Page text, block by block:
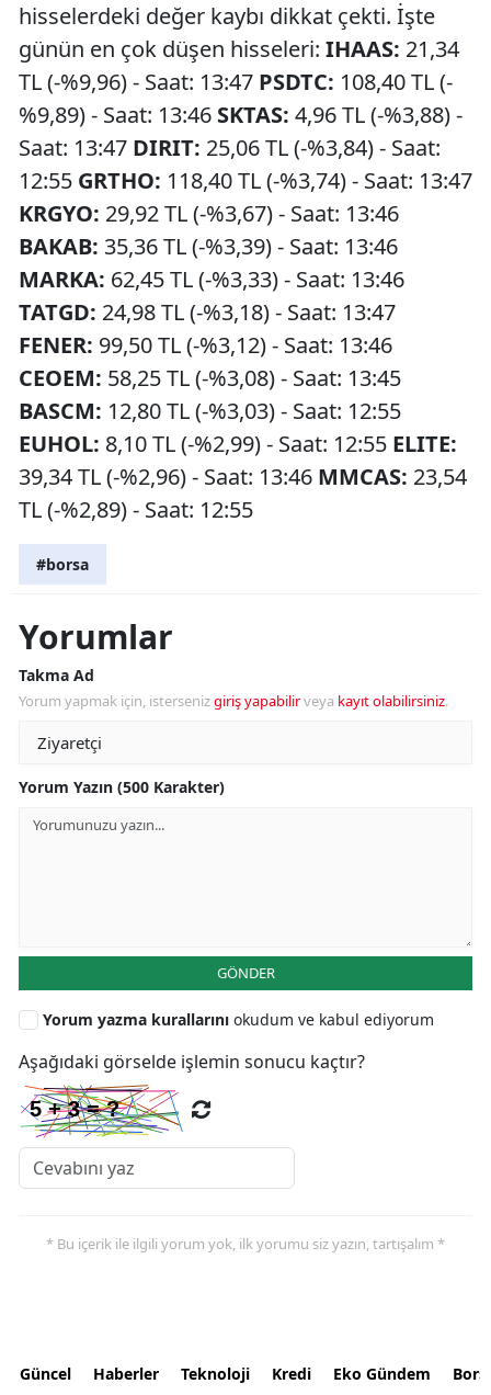
hisselerdeki değer kaybı dikkat çekti. İşte
günün en çok düşen hisseleri: IHAAS: 21,34
TL (-%9,96) - Saat: 13:47 PSDTC: 108,40 TL (-
%9,89) - Saat: 13:46 SKTAS: 4,96 TL (-%3,88) -
Saat: 13:47 DIRIT: 25,06 TL (-%3,84) - Saat:
12:55 GRTHO: 118,40 TL (-%3,74) - Saat: 13:47
KRGYO: 29,92 TL (-%3,67) - Saat: 13:46
BAKAB: 35,36 TL (-%3,39) - Saat: 13:46
MARKA: 62,45 TL (-%3,33) - Saat: 13:46
TATGD: 24,98 TL (-%3,18) - Saat: 13:47
FENER: 99,50 TL (-%3,12) - Saat: 13:46
CEOEM: 58,25 TL (-%3,08) - Saat: 13:45
BASCM: 12,80 TL (-%3,03) - Saat: 12:55
EUHOL: 8,10 TL (-%2,99) - Saat: 12:55 ELITE:
39,34 TL (-%2,96) - Saat: 13:46 MMCAS: 23,54
TL (-%2,89) - Saat: 12:55
#borsa
Yorumlar
Takma Ad
Yorum yapmak için, istersenizgiriş yapabilirveya kayıt olabilirsiniz.
Yorum Yazın (500 Karakter)
GÖNDER
Yorum yazma kurallarını okudum ve kabul ediyorum
Aşağıdaki görselde işlemin sonucu kaçtır?
* Bu içerik ile ilgili yorum yok, ilk yorumu siz yazın, tartışalım *
Güncel Haberler Teknoloji Kredi Eko Gündem